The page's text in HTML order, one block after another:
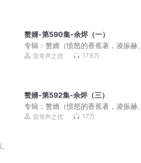
赘婿-第590集-余烬（一）
专辑：赘婿（愤怒的香蕉著，凌振赫、
杜炎喆领衔精品有声剧）
雷哥声之优 17.6万
赘婿-第592集-余烬（三）
专辑：赘婿（愤怒的香蕉著，凌振赫、
杜炎喆领衔精品有声剧）
雷哥声之优 17万